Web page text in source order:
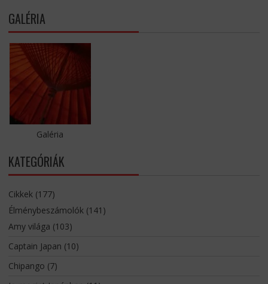
GALÉRIA
Galéria
KATEGÓRIÁK
Cikkek(177)
Élménybeszámolók(141)
Amy világa (103)
Captain Japan (10)
Chipango (7)